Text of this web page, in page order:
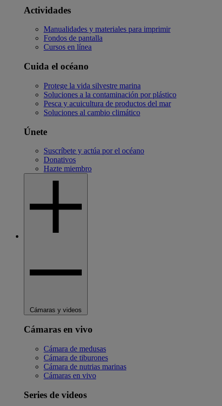
Actividades
Manualidades y materiales para imprimir
Fondos de pantalla
Cursos en línea
Cuida el océano
Protege la vida silvestre marina
Soluciones a la contaminación por plástico
Pesca y acuicultura de productos del mar
Soluciones al cambio climático
Únete
Suscríbete y actúa por el océano
Donativos
Hazte miembro
Cámaras y videos
Cámaras en vivo
Cámara de medusas
Cámara de tiburones
Cámara de nutrias marinas
Cámaras en vivo
Series de videos